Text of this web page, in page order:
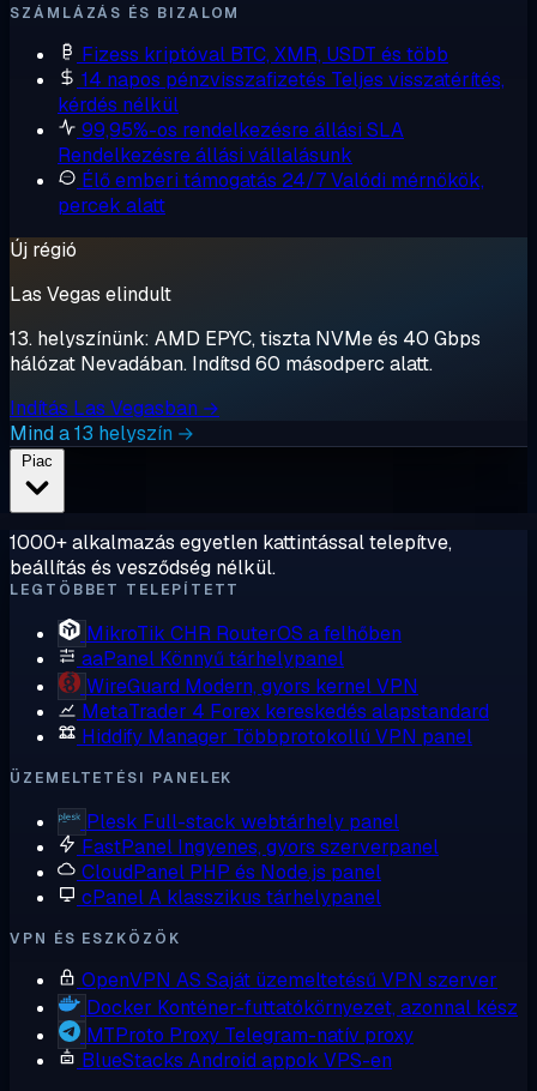
SZÁMLÁZÁS ÉS BIZALOM
Fizess kriptóval BTC, XMR, USDT és több
14 napos pénzvisszafizetés Teljes visszatérítés,
kérdés nélkül
99,95%-os rendelkezésre állási SLA
Rendelkezésre állási vállalásunk
Élő emberi támogatás 24/7Valódi mérnökök,
percek alatt
Új régió
Las Vegas elindult
13. helyszínünk: AMD EPYC, tiszta NVMe és 40 Gbps
hálózat Nevadában. Indítsd 60 másodperc alatt.
Indítás Las Vegasban →
Mind a 13 helyszín →
1000+ alkalmazás egyetlen kattintással telepítve,
beállítás és vesződség nélkül.
LEGTÖBBET TELEPÍTETT
MikroTik CHR RouterOS a felhőben
aaPanel Könnyű tárhelypanel
WireGuard Modern, gyors kernel VPN
MetaTrader 4 Forex kereskedés alapstandard
Hiddify Manager Többprotokollú VPN panel
ÜZEMELTETÉSI PANELEK
Plesk Full-stack webtárhely panel
FastPanel Ingyenes, gyors szerverpanel
CloudPanel PHP és Node.js panel
cPanelA klasszikus tárhelypanel
VPN ÉS ESZKÖZÖK
OpenVPN AS Saját üzemeltetésű VPN szerver
Docker Konténer-futtatókörnyezet, azonnal kész
MTProto Proxy Telegram-natív proxy
BlueStacks Android appok VPS-en